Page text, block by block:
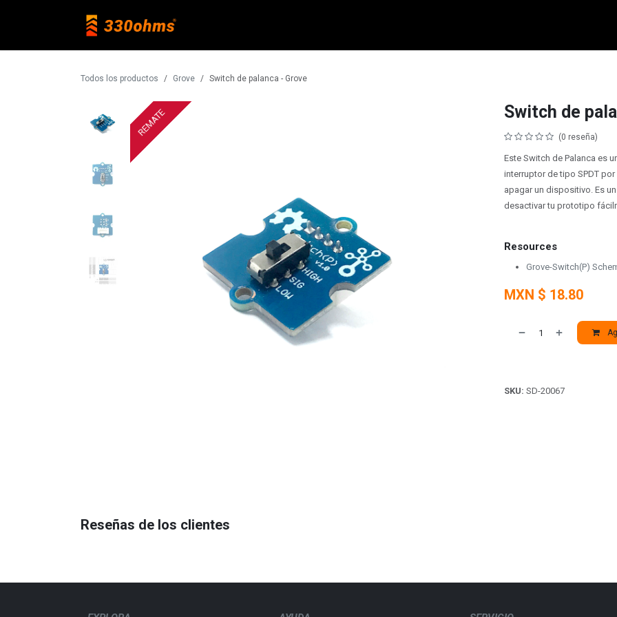
Todos los productos Grove Switch de palanca - Grove
REMATE
REMATE Switch de
(0 reseña)
Este Switch de Palanca es
interruptor de tipo SPDT
apagar un dispositivo. Es
desactivar tu prototipo
Resources
Grove-Switch(P)
MXN $ 18.80
SKU: SD-20067
Reseñas de los clientes